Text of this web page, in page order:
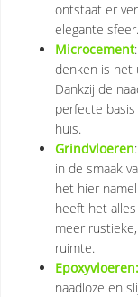
ontstaat er
elegante sfeer.
Microcement
denken is het
Dankzij de
perfecte
huis.
Grindvloeren
in de smaak
het hier
heeft het
meer
ruimte.
Epoxyvloeren:
naadloze en